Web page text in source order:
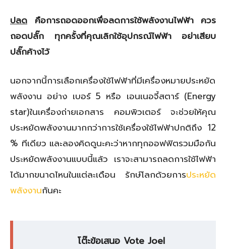
ปลด คือการถอดออกเพื่อลดการใช้พลังงานไฟฟ้า ควร
ถอดปลั๊ก ทุกครั้งที่คุณเลิกใช้อุปกรณ์ไฟฟ้า อย่าเสียบ
ปลั๊กค้างไว้
นอกจากนี้การเลือกเครื่องใช้ไฟฟ้าที่มีเครื่องหมายประหยัด
พลังงาน อย่าง เบอร์ 5 หรือ เอนเนอจี้สตาร์ (Energy
star)ในเครื่องถ่ายเอกสาร คอมพิวเตอร์ จะช่วยให้คุณ
ประหยัดพลังงานมากกว่าการใช้เครื่องใช้ไฟฟ้าปกติถึง 12
% ทีเดียว และลองคิดดูนะคะว่าหากทุกออฟฟิตรวมมือกัน
ประหยัดพลังงานแบบนี้แล้ว เราจะสามารถลดการใช้ไฟฟ้า
ได้มากขนาดไหนในแต่ละเดือน รักษ์โลกด้วยการประหยัด
พลังงานกันคะ
โต๊ะข้อเสนอ Vote Joel